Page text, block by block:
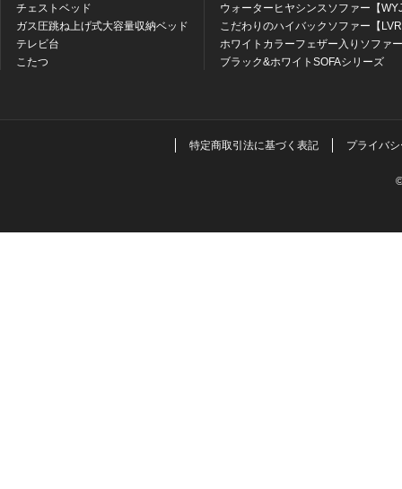
チェストベッド
ガス圧跳ね上げ式大容量収納ベッド
テレビ台
こたつ
ウォーターヒヤシンスソファー【
こだわりのハイバックソファー【
ホワイトカラーフェザー入りソファ
ブラック&ホワイトSOFAシリーズ
特定商取引法に基づく表記 プライバ